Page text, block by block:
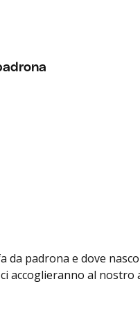
da padrona e dove
accoglieranno al nostro